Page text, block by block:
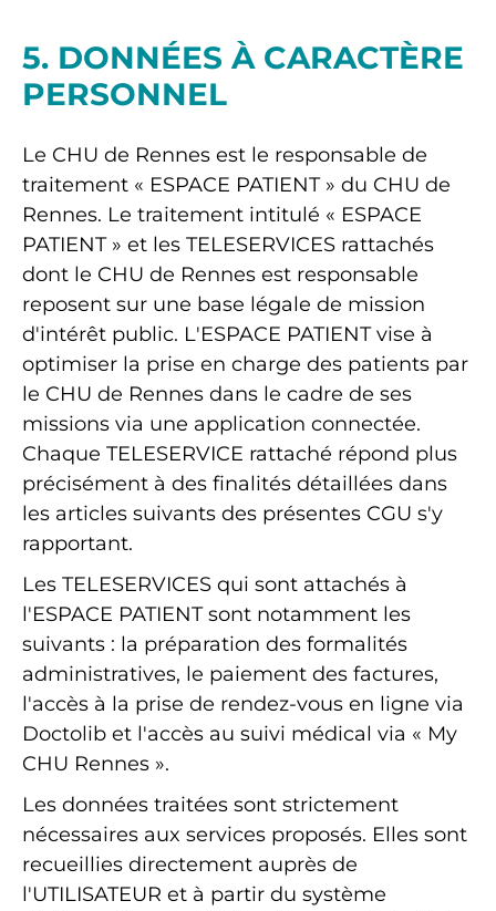
5. DONNÉES À CARACTÈRE
PERSONNEL
Le CHU de Rennes est le responsable de
traitement « ESPACE PATIENT » du CHU de
Rennes. Le traitement intitulé « ESPACE
PATIENT » et les TELESERVICES rattachés
dont le CHU de Rennes est responsable
reposent sur une base légale de mission
d'intérêt public. L'ESPACE PATIENT vise à
optimiser la prise en charge des patients par
le CHU de Rennes dans le cadre de ses
missions via une application connectée.
Chaque TELESERVICE rattaché répond plus
précisément à des finalités détaillées dans
les articles suivants des présentes CGU s'y
rapportant.
Les TELESERVICES qui sont attachés à
l'ESPACE PATIENT sont notamment les
suivants : la préparation des formalités
administratives, le paiement des factures,
l'accès à la prise de rendez-vous en ligne via
Doctolib et l'accès au suivi médical via « My
CHU Rennes ».
Les données traitées sont strictement
nécessaires aux services proposés. Elles sont
recueillies directement auprès de
l'UTILISATEUR et à partir du système